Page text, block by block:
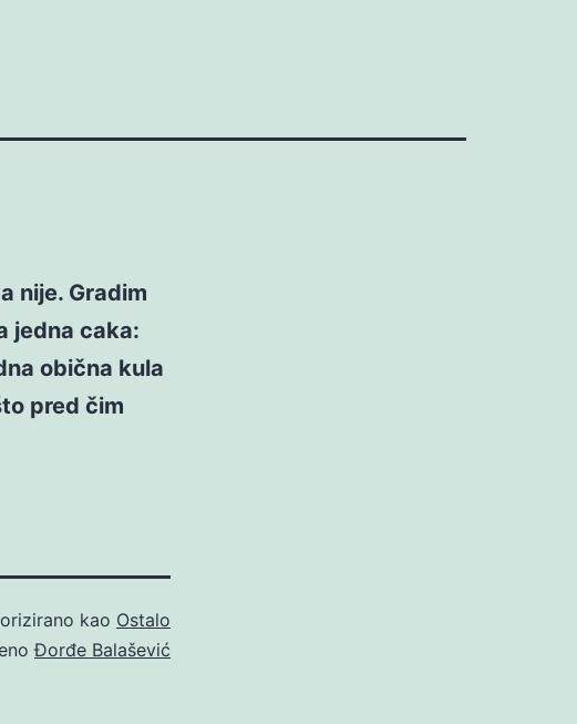
nije. Gradim
jedna caka:
obična kula
pred čim
kao Ostalo
Đorđe Balašević